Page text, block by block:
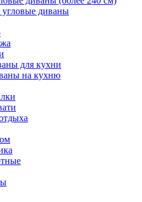
диваны
для кухни
на кухню